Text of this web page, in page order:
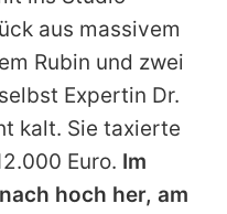
aus massivem
Rubin und zwei
Expertin Dr.
kalt. Sie taxierte
Euro. Im
hoch her, am